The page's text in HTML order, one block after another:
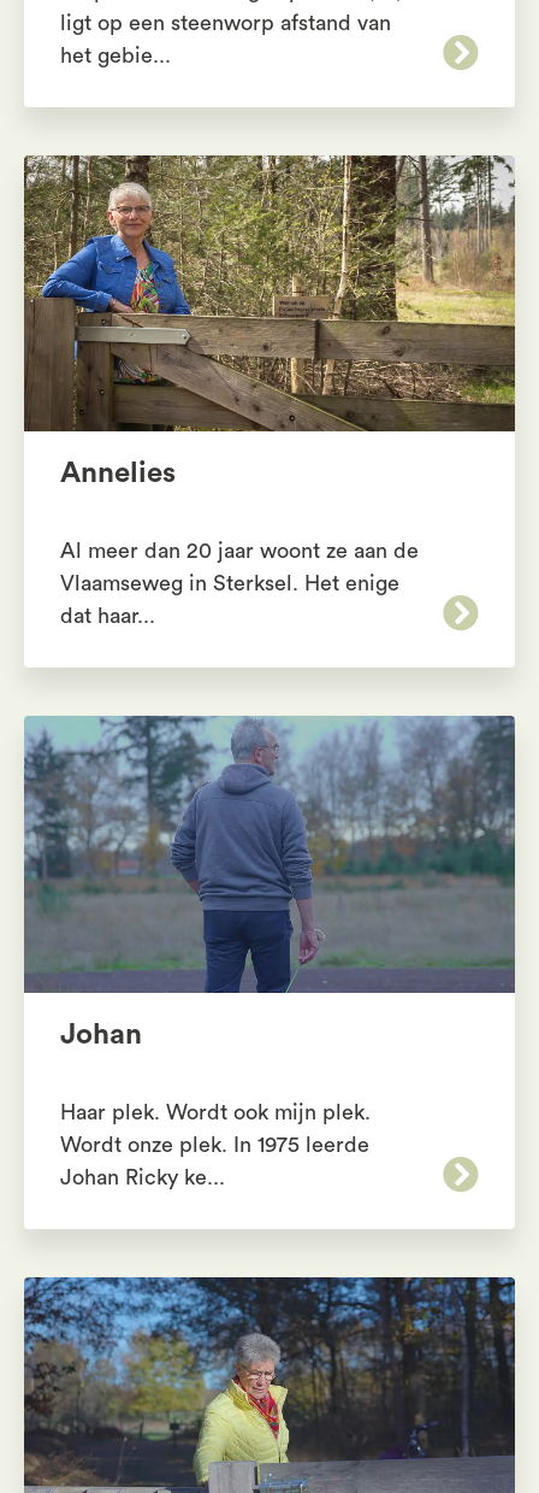
ligt op een steenworp afstand van
het gebie...
Annelies
Al meer dan 20 jaar woont ze aan de
Vlaamseweg in Sterksel. Het enige
dat haar...
Johan
Haar plek. Wordt ook mijn plek.
Wordt onze plek. In 1975 leerde
Johan Ricky ke...